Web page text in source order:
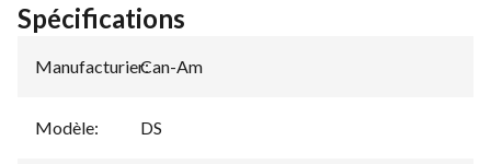
Spécifications
Manufacturier:
Can-Am
Modèle: DS